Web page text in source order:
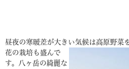
昼夜の寒暖差が大きい気候は高原野菜
花の栽培も盛んで
す。八ヶ岳の綺麗な